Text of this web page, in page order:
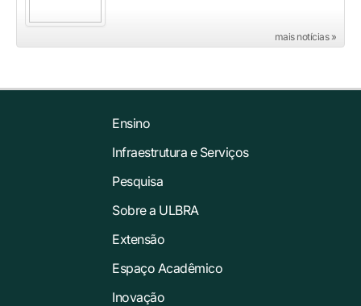
mais notícias »
Ensino
Infraestrutura e Serviços
Pesquisa
Sobre a ULBRA
Extensão
Espaço Acadêmico
Inovação